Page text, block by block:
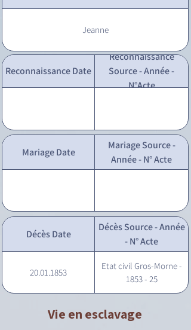
Jeanne
Reconnaissance Date
Reconnaissance
Source - Année -
N°Acte
Mariage Date
Mariage Source -
Année - N° Acte
Décès Date
Décès Source - Année
- N° Acte
20.01.1853
Etat civil Gros-Morne -
1853 - 25
Vie en esclavage